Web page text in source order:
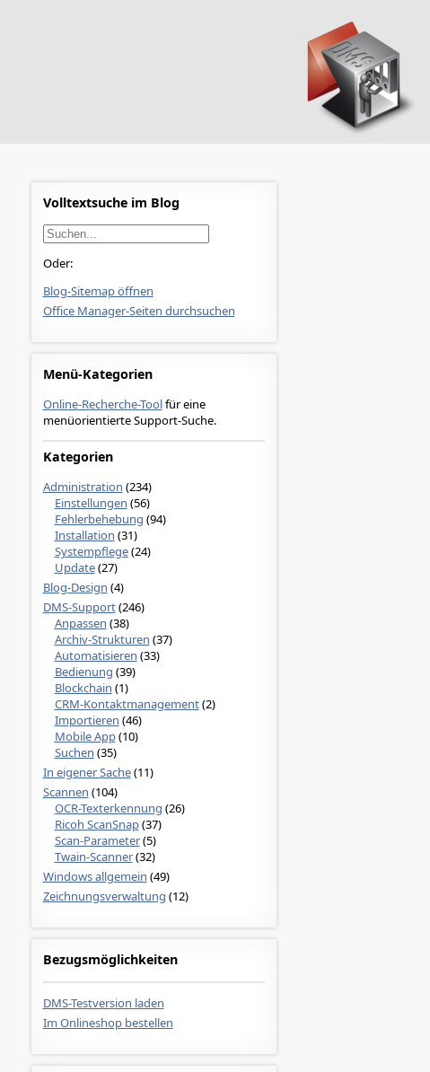
Volltextsuche im Blog
Oder:
Blog-Sitemap öffnen
Office Manager-Seiten durchsuchen
Menü-Kategorien
Online-Recherche-Toolfür eine
menüorientierte Support-Suche.
Kategorien
Administration (234)
Einstellungen (56)
Fehlerbehebung (94)
Installation (31)
Systempflege(24)
Update(27)
Blog-Design (4)
DMS-Support(246)
Anpassen (38)
Archiv-Strukturen (37)
Automatisieren (33)
Bedienung (39)
Blockchain (1)
CRM-Kontaktmanagement(2)
Importieren (46)
Mobile App(10)
Suchen (35)
In eigener Sache(11)
Scannen (104)
OCR-Texterkennung (26)
Ricoh ScanSnap(37)
Scan-Parameter(5)
Twain-Scanner(32)
Windows allgemein (49)
Zeichnungsverwaltung (12)
Bezugsmöglichkeiten
DMS-Testversion laden
Im Onlineshop bestellen